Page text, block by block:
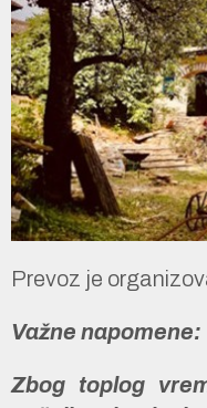
Prevoz je
Važne napomene:
Zbog toplog